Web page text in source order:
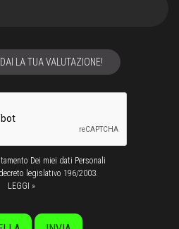
DAI LA TUA VALUTAZIONE!
Dei miei dati Personali
legislativo 196/2003.
LEGGI »